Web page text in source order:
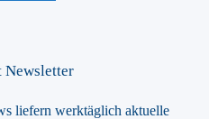
liefern werktäglich aktuelle